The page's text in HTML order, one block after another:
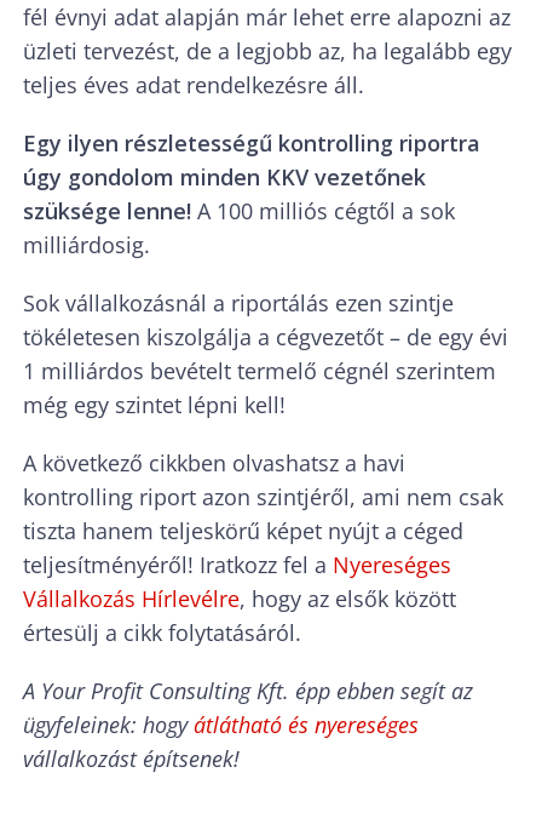
fél évnyi adat alapján már lehet erre alapozni az
üzleti tervezést, de a legjobb az, ha legalább egy
teljes éves adat rendelkezésre áll.
Egy ilyen részletességű kontrolling riportra
úgy gondolom minden KKV vezetőnek
szüksége lenne! A 100 milliós cégtől a sok
milliárdosig.
Sok vállalkozásnál a riportálás ezen szintje
tökéletesen kiszolgálja a cégvezetőt – de egy évi
1 milliárdos bevételt termelő cégnél szerintem
még egy szintet lépni kell!
A következő cikkben olvashatsz a havi
kontrolling riport azon szintjéről, ami nem csak
tiszta hanem teljeskörű képet nyújt a céged
teljesítményéről! Iratkozz fel a Nyereséges
Vállalkozás Hírlevélre, hogy az elsők között
értesülj a cikk folytatásáról.
A Your Profit Consulting Kft. épp ebben segít az
ügyfeleinek: hogyátlátható és nyereséges
vállalkozást építsenek!